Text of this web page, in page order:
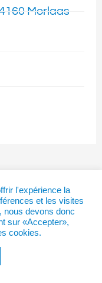
Morlaas
F
a
c
e
l'expérience la
et les visites
nous devons donc
sur «Accepter»,
cookies.